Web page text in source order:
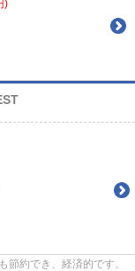
)
節約でき、経済的です。